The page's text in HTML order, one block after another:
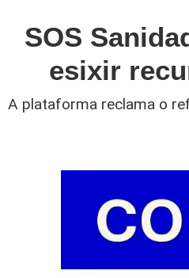
SOS
esixir
A plataforma reclama o